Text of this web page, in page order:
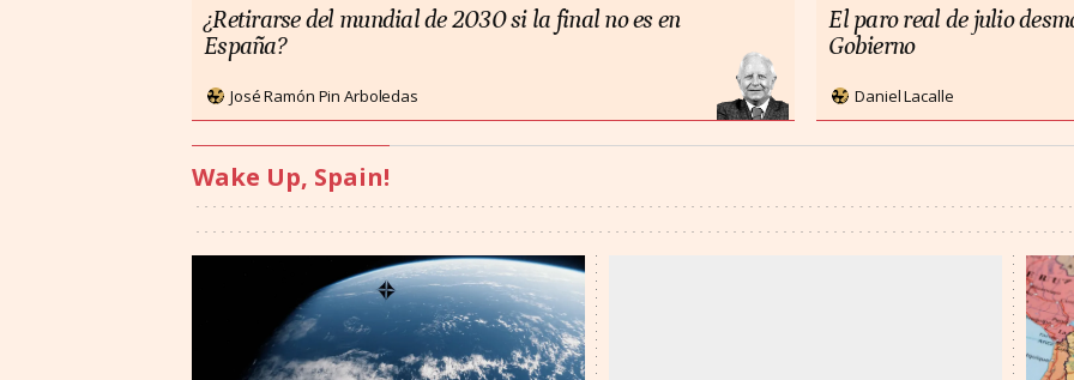
¿Retirarse del mundial de 2030 si la final no es en
España?
José Ramón Pin Arboledas
El paro real de julio
Gobierno
Daniel Lacalle
Wake Up, Spain!